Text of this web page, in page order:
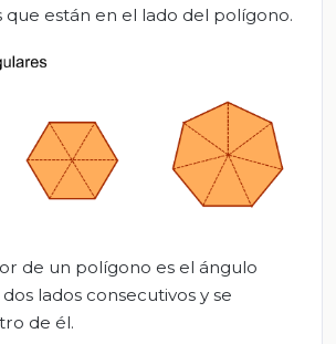
que están en el lado del polígono.
de un polígono es el ángulo
lados consecutivos y se
de él.